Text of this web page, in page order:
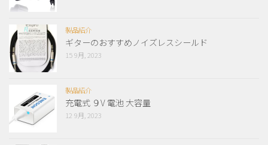
製品紹介
ギターのおすすめノイズレスシールド
15 9月, 2023
製品紹介
充電式 ９V 電池 大容量
12 9月, 2023